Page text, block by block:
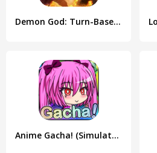
Demon God: Turn-Based Strategy
Anime Gacha! (Simulator & RPG)